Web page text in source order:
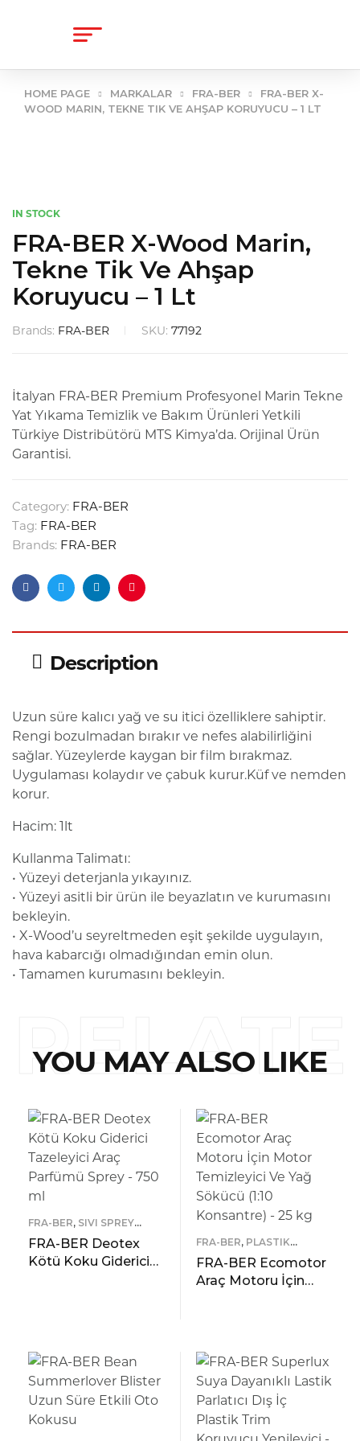
HOME PAGE MARKALAR FRA-BER
FRA-BER X-
WOOD MARIN, TEKNE TIK VE AHŞAP KORUYUCU – 1 LT
IN STOCK
FRA-BER X-Wood Marin,
Tekne Tik Ve Ahşap
Koruyucu – 1 Lt
Brands: FRA-BER SKU: 77192
İtalyan FRA-BER Premium Profesyonel Marin Tekne
Yat Yıkama Temizlik ve Bakım Ürünleri Yetkili
Türkiye Distribütörü MTS Kimya’da. Orijinal Ürün
Garantisi.
Category: FRA-BER
Tag: FRA-BER
Brands: FRA-BER
FacebookTwitterLinkedinPinterest
Description
Uzun süre kalıcı yağ ve su itici özelliklere sahiptir.
Rengi bozulmadan bırakır ve nefes alabilirliğini
sağlar. Yüzeylerde kaygan bir film bırakmaz.
Uygulaması kolaydır ve çabuk kurur.Küf ve nemden
korur.
Hacim: 1lt
Kullanma Talimatı:
• Yüzeyi deterjanla yıkayınız.
• Yüzeyi asitli bir ürün ile beyazlatın ve kurumasını
bekleyin.
• X-Wood’u seyreltmeden eşit şekilde uygulayın,
hava kabarcığı olmadığından emin olun.
• Tamamen kurumasını bekleyin.
YOU MAY ALSO LIKE
RELATE
D
FRA-BER, SIVI SPREY
FRA-BER Deotex
Kötü Koku Giderici
FRA-BER, PLASTIK
FRA-BER Ecomotor
Araç Motoru İçin